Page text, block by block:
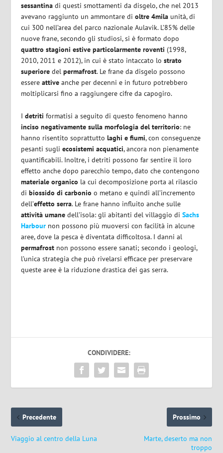
sessantina di questi smottamenti da disgelo, che nel 2013
avevano raggiunto un ammontare di oltre 4mila unità, di
cui 300 nell’area del parco nazionale Aulavik. L’85% delle
nuove frane, secondo gli studiosi, si è formato dopo
quattro stagioni estive particolarmente roventi (1998,
2010, 2011 e 2012), in cui è stato intaccato lostrato
superiore delpermafrost. Le frane da disgelo possono
essereattive anche per decenni e in futuro potrebbero
moltiplicarsi fino a raggiungere cifre da capogiro.
I detriti formatisi a seguito di questo fenomeno hanno
inciso negativamente sulla morfologia del territorio: ne
hanno risentito soprattutto laghi e fiumi, con conseguenze
pesanti sugliecosistemi acquatici, ancora non pienamente
quantificabili. Inoltre, i detriti possono far sentire il loro
effetto anche dopo parecchio tempo, dato che contengono
materiale organico la cui decomposizione porta al rilascio
dibiossido di carbonio o metano e quindi all’incremento
dell’effetto serra. Le frane hanno influito anche sulle
attività umane dell’isola: gli abitanti del villaggio diSachs
Harbour non possono più muoversi con facilità in alcune
aree, dove la pesca è diventata difficoltosa. I danni al
permafrost non possono essere sanati; secondo i geologi,
l’unica strategia che può rivelarsi efficace per preservare
queste aree è la riduzione drastica dei gas serra.
CONDIVIDERE:
Precedente
Viaggio al centro della Luna
Prossimo
Marte, deserto ma non
troppo